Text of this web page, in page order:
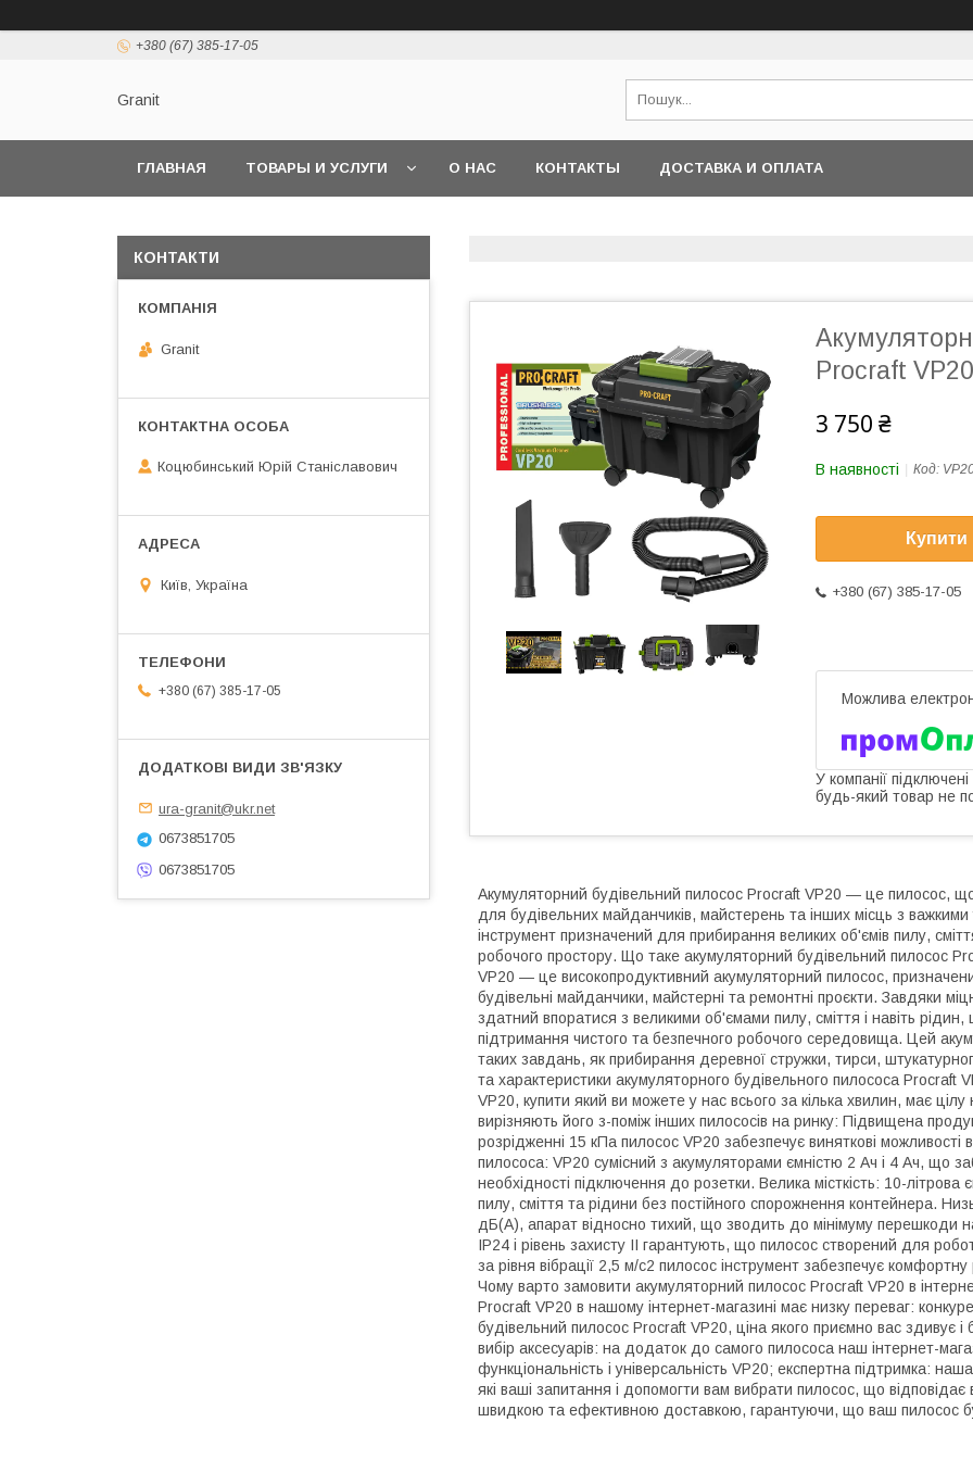
+380 (67) 385-17-05
Granit
ГЛАВНАЯ ТОВАРЫ И УСЛУГИ О НАС КОНТАКТЫ ДОСТАВКА И ОПЛАТА
Procraft VP20
3 750 ₴
В наявності Код:
Купити
+380 (67) 385-17-05
У компанії
будь-який товар не
Акумуляторний будівельний пилосос Procraft VP20 ― це пилосос,
для будівельних майданчиків, майстерень та інших місць з
інструмент призначений для прибирання великих об'ємів пилу,
робочого простору. Що таке акумуляторний будівельний пилосос
VP20 ― це високопродуктивний акумуляторний пилосос,
будівельні майданчики, майстерні та ремонтні проєкти. Завдяки
здатний впоратися з великими об'ємами пилу, сміття і навіть
підтримання чистого та безпечного робочого середовища. Цей
таких завдань, як прибирання деревної стружки, тирси,
та характеристики акумуляторного будівельного пилососа Procraft
VP20, купити який ви можете у нас всього за кілька хвилин, має
вирізняють його з-поміж інших пилососів на ринку: Підвищена
розрідженні 15 кПа пилосос VP20 забезпечує виняткові можливості
пилососа: VP20 сумісний з акумуляторами ємністю 2 Ач і 4 Ач, що
необхідності підключення до розетки. Велика місткість: 10-
пилу, сміття та рідини без постійного спорожнення контейнера.
дБ(A), апарат відносно тихий, що зводить до мінімуму перешкоди
IP24 і рівень захисту II гарантують, що пилосос створений для
за рівня вібрації 2,5 м/с2 пилосос інструмент забезпечує
Чому варто замовити акумуляторний пилосос Procraft VP20 в
Procraft VP20 в нашому інтернет-магазині має низку переваг:
будівельний пилосос Procraft VP20, ціна якого приємно вас здивує
вибір аксесуарів: на додаток до самого пилососа наш інтернет-
функціональність і універсальність VP20; експертна підтримка:
які ваші запитання і допомогти вам вибрати пилосос, що
швидкою та ефективною доставкою, гарантуючи, що ваш пилосос
КОНТАКТИ
Granit
Коцюбинський Юрій Станіславович
Київ, Україна
+380 (67) 385-17-05
ura-granit@ukr.net
0673851705
0673851705